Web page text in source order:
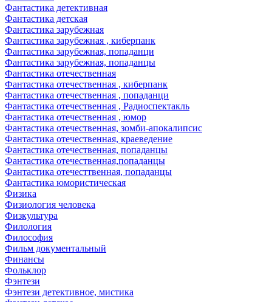
Фантастика детективная
Фантастика детская
Фантастика зарубежная
Фантастика зарубежная , киберпанк
Фантастика зарубежная, попаданци
Фантастика зарубежная, попаданцы
Фантастика отечественная
Фантастика отечественная , киберпанк
Фантастика отечественная , попаданци
Фантастика отечественная , Радиоспектакль
Фантастика отечественная , юмор
Фантастика отечественная, зомби-апокалипсис
Фантастика отечественная, краеведение
Фантастика отечественная, попаданцы
Фантастика отечественная,попаданцы
Фантастика отечесттвенная, попаданцы
Фантастика юмористическая
Физика
Физиология человека
Физкультура
Филология
Философия
Фильм документальный
Финансы
Фольклор
Фэнтези
Фэнтези детективное, мистика